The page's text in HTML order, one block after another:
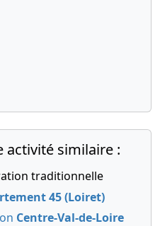
activité similaire :
traditionnelle
45 (Loiret)
Centre-Val-de-Loire